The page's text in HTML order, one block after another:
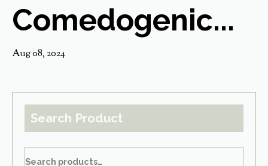
Comedogenic...
Aug 08, 2024
Search Product